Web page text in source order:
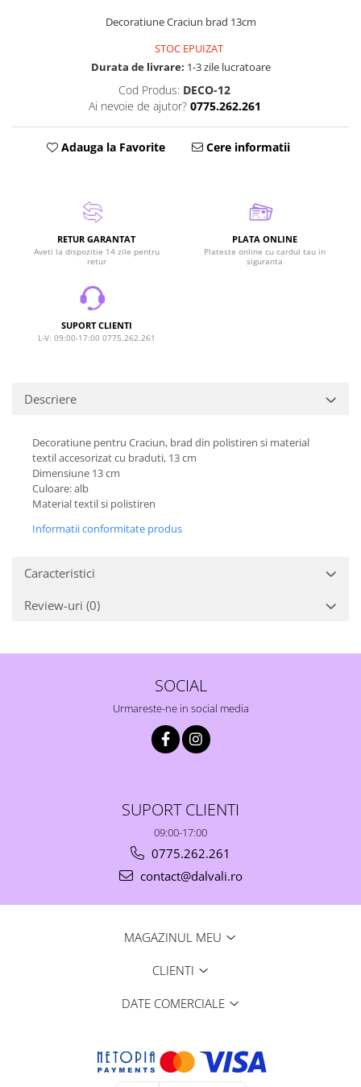
Decoratiune Craciun brad 13cm
STOC EPUIZAT
Durata de livrare: 1-3 zile lucratoare
Cod Produs: DECO-12
Ai nevoie de ajutor? 0775.262.261
Adauga la Favorite Cere informatii
RETUR GARANTAT
Aveti la dispozitie 14 zile pentru
retur
PLATA ONLINE
Plateste online cu cardul tau in
siguranta
SUPORT CLIENTI
L-V: 09:00-17:00 0775.262.261
Descriere
Decoratiune pentru Craciun, brad din polistiren si material
textil accesorizat cu braduti, 13 cm
Dimensiune 13 cm
Culoare: alb
Material textil si polistiren
Informatii conformitate produs
Caracteristici
Review-uri (0)
SOCIAL
Urmareste-ne in social media
SUPORT CLIENTI
09:00-17:00
0775.262.261
contact@dalvali.ro
MAGAZINUL MEU
CLIENTI
DATE COMERCIALE